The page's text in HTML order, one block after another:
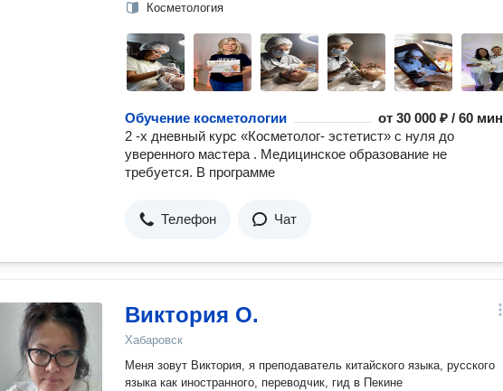
Косметология
Обучение косметологии от30 000 ₽ / 60 мин
2 -х дневный курс «Косметолог- эстетист» с нуля до
уверенного мастера . Медицинское образование не
требуется. В программе
Телефон Чат
Виктория О.
Хабаровск
Меня зовут Виктория, я преподаватель китайского языка, русского
языка как иностранного, переводчик, гид в Пекине